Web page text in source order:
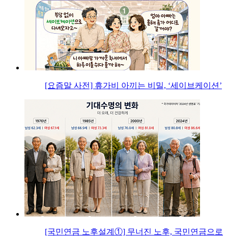
[요즘말 사전] 휴가비 아끼는 비밀, ‘세이브케이션’
[국민연금 노후설계①] 무너진 노후, 국민연금으로